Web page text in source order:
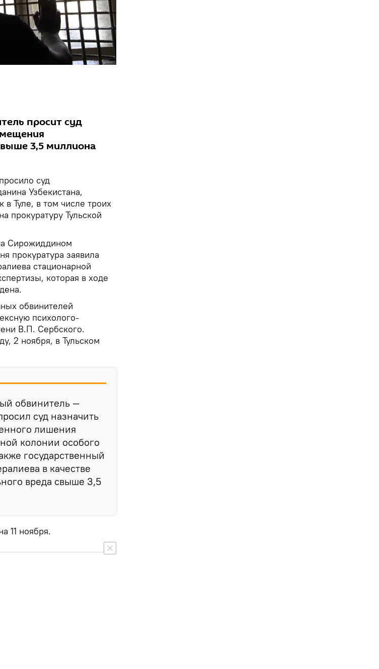
просит суд
3,5 миллиона
суд
Узбекистана,
в Туле, в том числе троих
прокуратуру Тульской
Сирожиддином
прокуратура заявила
стационарной
которая в ходе
обвинителей
психолого-
В.П. Сербского.
2 ноября, в Тульском
обвинитель —
суд назначить
лишения
колонии особого
государственный
в качестве
вреда свыше 3,5
11 ноября.